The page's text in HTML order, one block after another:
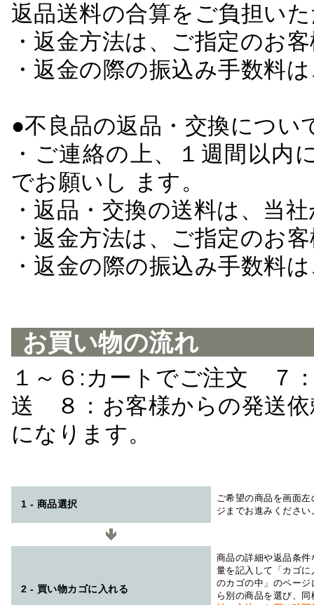
返品送料の合算をご負担い
・返金方法は、ご指定のお
・返金の際の振込み手数料
●不良品の返品・交換につい
・ご連絡の上、１週間以
でお願いし ます。
・返品・交換の送料は、当
・返金方法は、ご指定のお
・返金の際の振込み手数料
お買い物の流れ
１～６:カートでご注文 ７
送 ８：お客様からの発送
になります。
1 - 商品選択
ご希望の商品を画面
ジまでお進みください
2 - 買い物カゴに入れる
商品の詳細や返品条
量を記入して「カゴ
のカゴの中」のペー
ら別の商品を選び、